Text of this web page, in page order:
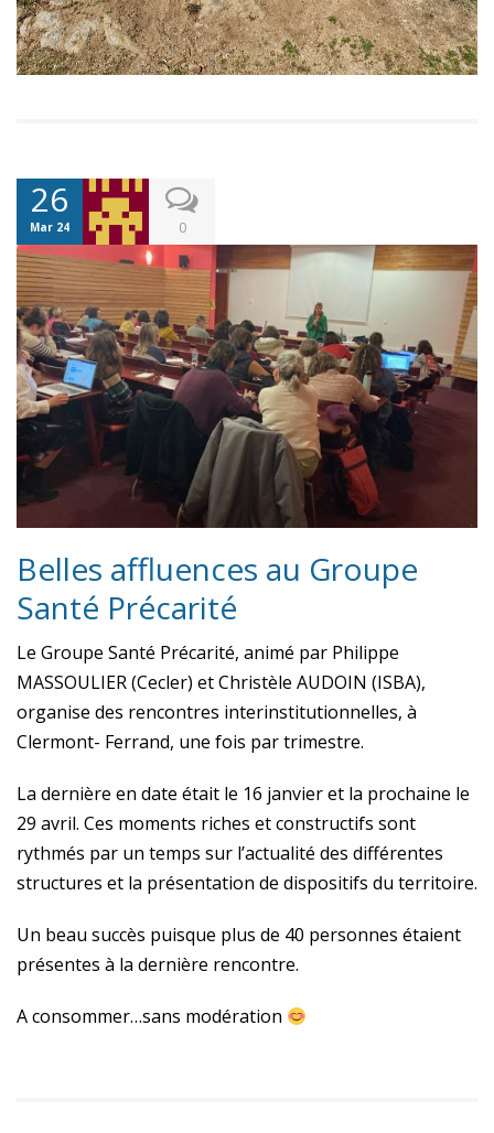
26
Mar 24 0
Belles affluences au Groupe
Santé Précarité
Le Groupe Santé Précarité, animé par Philippe
MASSOULIER (Cecler) et Christèle AUDOIN (ISBA),
organise des rencontres interinstitutionnelles, à
Clermont- Ferrand, une fois par trimestre.
La dernière en date était le 16 janvier et la prochaine le
29 avril. Ces moments riches et constructifs sont
rythmés par un temps sur l’actualité des différentes
structures et la présentation de dispositifs du territoire.
Un beau succès puisque plus de 40 personnes étaient
présentes à la dernière rencontre.
A consommer…sans modération